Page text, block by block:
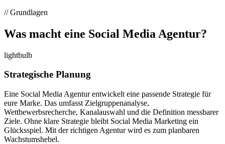
// Grundlagen
Was macht eine Social Media Agentur?
lightbulb
Strategische Planung
Eine Social Media Agentur entwickelt eine passende Strategie für
eure Marke. Das umfasst Zielgruppenanalyse,
Wettbewerbsrecherche, Kanalauswahl und die Definition messbarer
Ziele. Ohne klare Strategie bleibt Social Media Marketing ein
Glücksspiel. Mit der richtigen Agentur wird es zum planbaren
Wachstumshebel.